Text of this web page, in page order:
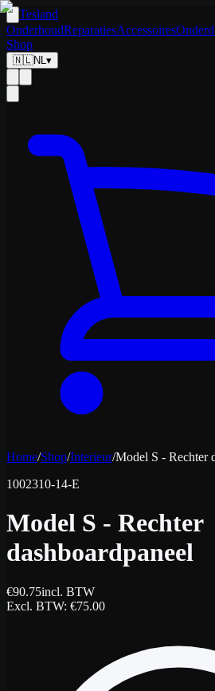
Tesland
OnderhoudReparatiesAccessoires
Shop
🇳🇱NL▾
Home/Shop/Interieur/Model S - Rechter
1002310-14-E
Model S - Rechter
dashboardpaneel
€90.75incl. BTW
Excl. BTW: €75.00